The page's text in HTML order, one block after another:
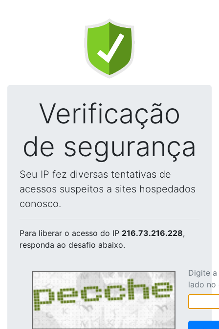
Verificação
de segurança
Seu IP fez diversas tentativas de
acessos suspeitos a sites hospedados
conosco.
Para liberar o acesso do IP 216.73.216.228,
responda ao desafio abaixo.
Digite
lado no